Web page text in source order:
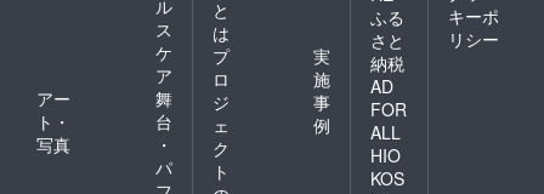
ル
ス
ケ
ア
アー
ト・
写真
舞
台
・
パ
と
は
プ
ロ
ジ
ェ
ク
ト
実
施
事
例
ふる
さと
納税
AD
FOR
ALL
HIO
KOS
キーポ
リシー